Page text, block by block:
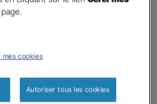
(facultatif)
mes cookies
Autoriser tous les cookies